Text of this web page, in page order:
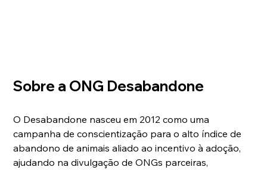
Sobre a ONG Desabandone
O Desabandone nasceu em 2012 como uma
campanha de conscientização para o alto índice de
abandono de animais aliado ao incentivo à adoção,
ajudando na divulgação de ONGs parceiras,